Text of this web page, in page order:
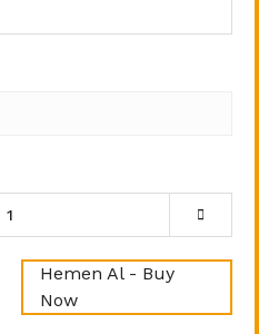
Hemen Al - Buy
Now